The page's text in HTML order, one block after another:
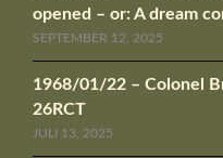
opened – or: A dream
SEPTEMBER 12, 2025
1968/01/22 – Colonel
26RCT
JULI 13, 2025